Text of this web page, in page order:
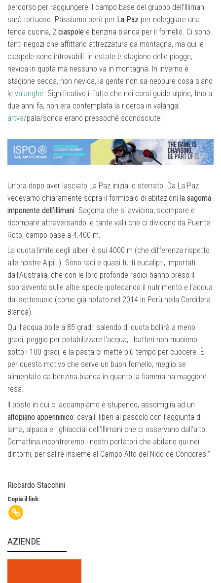
percorso per raggiungere il campo base del gruppo dell’Illimani
sarà tortuoso. Passiamo però per La Paz per noleggiare una
tenda cucina, 2 ciaspole e benzina bianca per il fornello. Ci sono
tanti negozi che affittano attrezzatura da montagna, ma qui le
ciaspole sono introvabili: in estate è stagione delle piogge,
nevica in quota ma nessuno va in montagna. In inverno è
stagione secca, non nevica, la gente non sa neppure cosa siano
le valanghe. Significativo il fatto che nei corsi guide alpine, fino a
due anni fa, non era contemplata la ricerca in valanga:
artva/pala/sonda erano pressoché sconosciute!
Un’ora dopo aver lasciato La Paz inizia lo sterrato. Da La Paz
vedevamo chiaramente sopra il formicaio di abitazioni la sagoma
imponente dell’illimani . Sagoma che si avvicina, scompare e
ricompare attraversando le tante valli che ci dividono da Puente
Roto, campo base a 4.400 m.
La quota limite degli alberi è sui 4000 m (che differenza rispetto
alle nostre Alpi…). Sono radi e quasi tutti eucalipti, importati
dall’Australia, che con le loro profonde radici hanno preso il
sopravvento sulle altre specie ipotecando il nutrimento e l’acqua
dal sottosuolo (come già notato nel 2014 in Perù nella Cordillera
Blanca).
Qui l’acqua bolle a 85 gradi: salendo di quota bollirà a meno
gradi, peggio per potabilizzare l’acqua, i batteri non muoiono
sotto i 100 gradi, e la pasta ci mette più tempo per cuocere. È
per questo motivo che serve un buon fornello, meglio se
alimentato da benzina bianca in quanto la fiamma ha maggiore
resa.
Il posto in cui ci accampiamo è stupendo, assomiglia ad un
altopiano appenninico: cavalli liberi al pascolo con l’aggiunta di
lama, alpaca e i ghiacciai dell’Illimani che ci osservano dall’alto.
Domattina incontreremo i nostri portatori che abitano qui nei
dintorni, per salire insieme al Campo Alto del Nido de Condores.”
Riccardo Stacchini
Copia il link:
AZIENDE